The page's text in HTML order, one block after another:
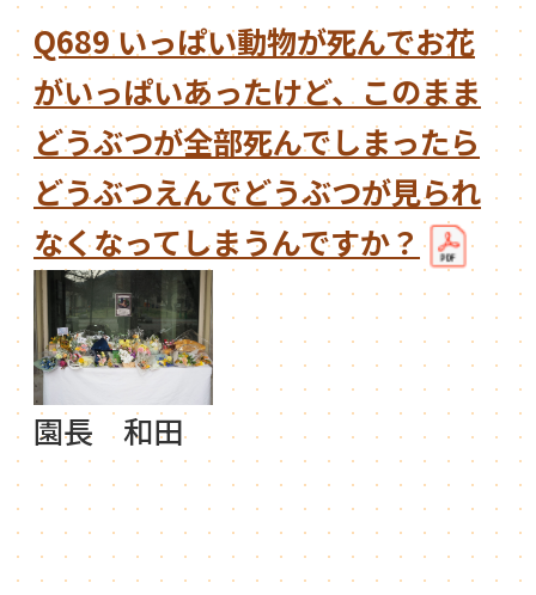
Q689 いっぱい動物が死んでお花
がいっぱいあったけど、このまま
どうぶつが全部死んでしまったら
どうぶつえんでどうぶつが見られ
なくなってしまうんですか？
園長 和田